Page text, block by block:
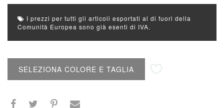
I prezzi per tutti gli articoli esportati al di fuori della
Comunità Europea sono già esenti di IVA.
SELEZIONA COLORE E TAGLIA